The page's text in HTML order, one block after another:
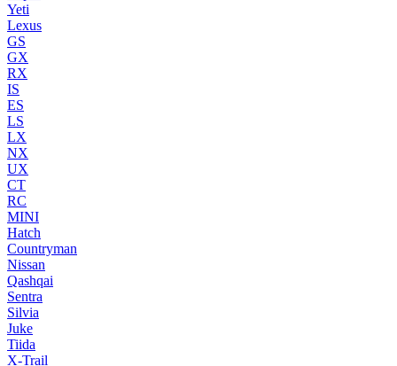
Yeti
Lexus
GS
GX
RX
IS
ES
LS
LX
NX
UX
CT
RC
MINI
Hatch
Countryman
Nissan
Qashqai
Sentra
Silvia
Juke
Tiida
X-Trail